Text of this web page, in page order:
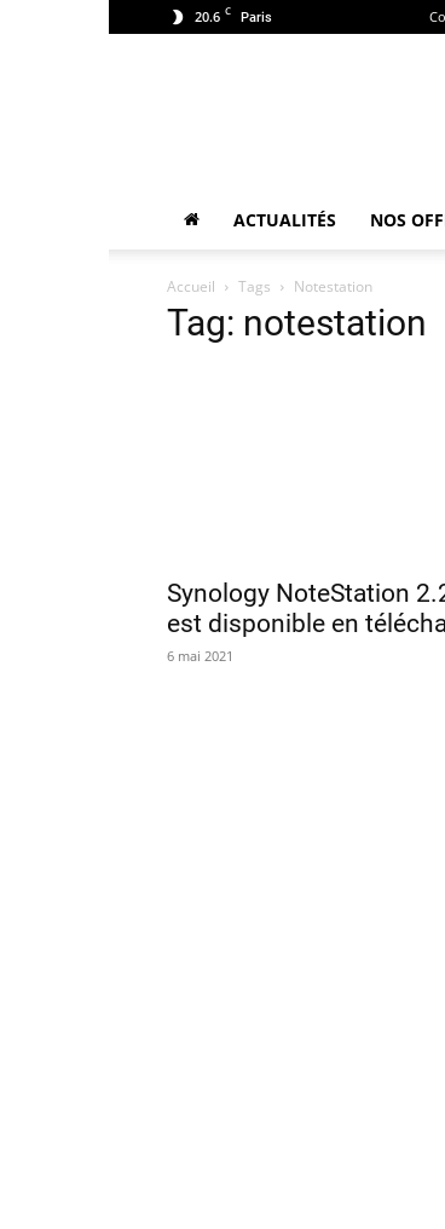
20.6 C Paris
ACTUALITÉS NOS
Accueil Tags Notestation
Tag: notestation
Synology NoteStation
est disponible en
6 mai 2021